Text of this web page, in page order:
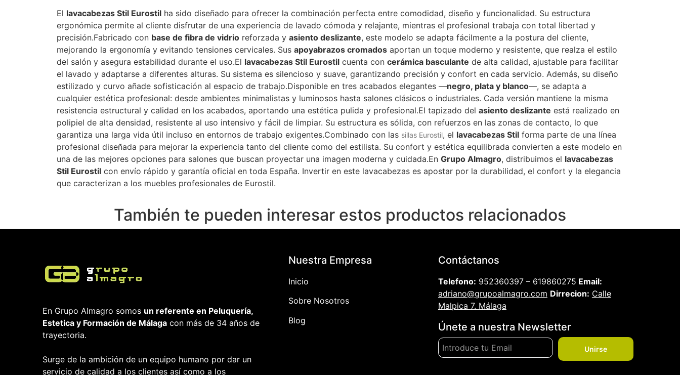
El lavacabezas Stil Eurostil ha sido diseñado para ofrecer la combinación perfecta entre comodidad, diseño y funcionalidad. Su estructura
ergonómica permite al cliente disfrutar de una experiencia de lavado cómoda y relajante, mientras el profesional trabaja con total libertad y
precisión.Fabricado con base de fibra de vidrio reforzada y asiento deslizante, este modelo se adapta fácilmente a la postura del cliente,
mejorando la ergonomía y evitando tensiones cervicales. Sus apoyabrazos cromados aportan un toque moderno y resistente, que realza el estilo
del salón y asegura estabilidad durante el uso.El lavacabezas Stil Eurostil cuenta con cerámica basculante de alta calidad, ajustable para facilitar
el lavado y adaptarse a diferentes alturas. Su sistema es silencioso y suave, garantizando precisión y confort en cada servicio. Además, su diseño
estilizado y curvo añade sofisticación al espacio de trabajo.Disponible en tres acabados elegantes —negro, plata y blanco—, se adapta a
cualquier estética profesional: desde ambientes minimalistas y luminosos hasta salones clásicos o industriales. Cada versión mantiene la misma
resistencia estructural y calidad en los acabados, aportando una estética pulida y profesional.El tapizado del asiento deslizante está realizado en
polipiel de alta densidad, resistente al uso intensivo y fácil de limpiar. Su estructura es sólida, con refuerzos en las zonas de contacto, lo que
garantiza una larga vida útil incluso en entornos de trabajo exigentes.Combinado con las sillas Eurostil, el lavacabezas Stil forma parte de una línea
profesional diseñada para mejorar la experiencia tanto del cliente como del estilista. Su confort y estética equilibrada convierten a este modelo en
una de las mejores opciones para salones que buscan proyectar una imagen moderna y cuidada.En Grupo Almagro, distribuimos el lavacabezas
Stil Eurostil con envío rápido y garantía oficial en toda España. Invertir en este lavacabezas es apostar por la durabilidad, el confort y la elegancia
que caracterizan a los muebles profesionales de Eurostil.
También te pueden interesar estos productos relacionados
En Grupo Almagro somos un referente en Peluquería,
Estetica y Formación de Málaga con más de 34 años de
trayectoria.
Surge de la ambición de un equipo humano por dar un
servicio de calidad a los clientes así como a los
Nuestra Empresa
Inicio
Sobre Nosotros
Blog
Contáctanos
Telefono: 952360397 – 619860275 Email:
adriano@grupoalmagro.com Dirrecion: Calle
Malpica 7. Málaga
Únete a nuestra Newsletter
Unirse